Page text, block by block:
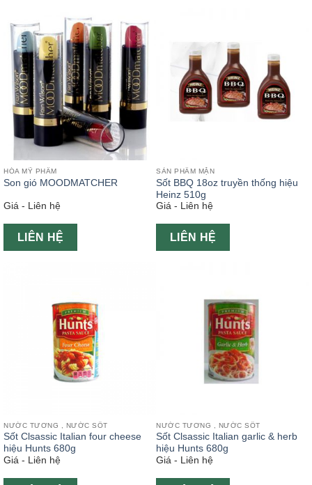
HÓA MỸ PHẨM
Son gió MOODMATCHER
Giá - Liên hệ
LIÊN HỆ
SẢN PHẨM MẶN
Sốt BBQ 18oz truyền thống hiệu
Heinz 510g
Giá - Liên hệ
LIÊN HỆ
NƯỚC TƯƠNG , NƯỚC SỐT
Sốt Clsassic Italian four cheese
hiệu Hunts 680g
Giá - Liên hệ
NƯỚC TƯƠNG , NƯỚC SỐT
Sốt Clsassic Italian garlic & herb
hiệu Hunts 680g
Giá - Liên hệ